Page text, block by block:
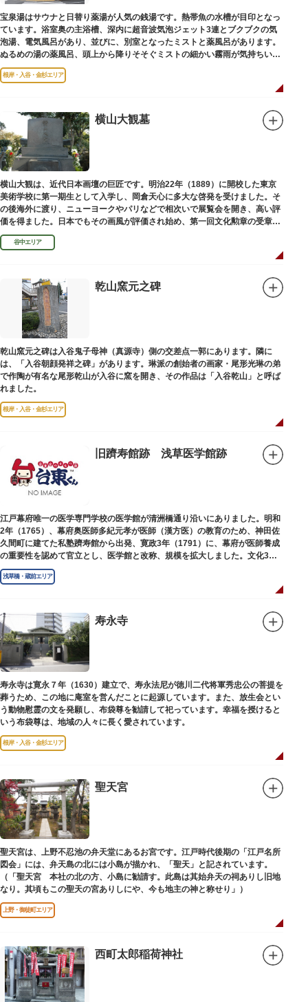
宝泉湯はサウナと日替り薬湯が人気の銭湯です。熱帯魚の水槽が目印となっ
ています。浴室奥の主浴槽、深内に超音波気泡ジェット3連とブクブクの気
泡湯、電気風呂があり、並びに、別室となったミストと薬風呂があります。
ぬるめの湯の薬風呂、頭上から降りそそぐミストの細かい霧雨が気持ちいい
と評判です。
根岸・入谷・金杉エリア
横山大観墓
横山大観は、近代日本画壇の巨匠です。明治22年（1889）に開校した東京
美術学校に第一期生として入学し、岡倉天心に多大な啓発を受けました。そ
の後海外に渡り、ニューヨークやパリなどで相次いで展覧会を開き、高い評
価を得ました。日本でもその画風が評価され始め、第一回文化勲章の受章者
となりました。お墓は谷中霊園にあります。
谷中エリア
乾山窯元之碑
乾山窯元之碑は入谷鬼子母神（真源寺）側の交差点一郭にあります。隣に
は、「入谷朝顔発祥之碑」があります。琳派の創始者の画家・尾形光琳の弟
で作陶が有名な尾形乾山が入谷に窯を開き、その作品は「入谷乾山」と呼ば
れました。
根岸・入谷・金杉エリア
旧躋寿館跡 浅草医学館跡
江戸幕府唯一の医学専門学校の医学館が清洲橋通り沿いにありました。明和
2年（1765）、幕府奥医師多紀元孝が医師（漢方医）の教育のため、神田佐
久間町に建てた私塾躋寿館から出発、寛政3年（1791）に、幕府が医師養成
の重要性を認めて官立とし、医学館と改称、規模を拡大しました。文化3年
（1806）、大火に遭い焼失しましたが、同年に旧向柳原一丁目に移転、再建
されました。
弟育成をはかるなど、江戸時代後期から明治維新に至る日本の医学振興に貢
献しました。
※現在、この場所に「旧躋寿館跡 浅草医学館跡」に関する案内板や説明版
等は設置されておりません。
浅草橋・蔵前エリア
寿永寺
寿永寺は寛永７年（1630）建立で、寿永法尼が徳川二代将軍秀忠公の菩提を
葬うため、この地に庵室を営んだことに起源しています。また、放生会とい
う動物慰霊の文を発願し、布袋尊を勧請して祀っています。幸福を授けると
いう布袋尊は、地域の人々に長く愛されています。
根岸・入谷・金杉エリア
聖天宮
聖天宮は、上野不忍池の弁天堂にあるお宮です。江戸時代後期の「江戸名所
図会」には、弁天島の北には小島が描かれ、「聖天」と記されています。
（「聖天宮 本社の北の方、小島に勧請す。此島は其始弁天の祠ありし旧地
なり。其頃もこの聖天の宮ありしにや、今も地主の神と称せり」）
上野・御徒町エリア
西町太郎稲荷神社